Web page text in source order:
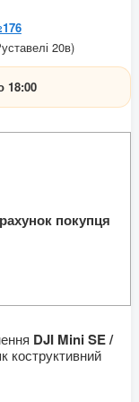
20в)
18:00
покупця
DJI Mini SE /
коструктивний